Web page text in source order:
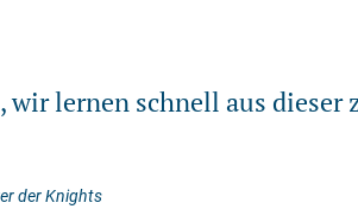
wir lernen schnell aus dieser
der Knights